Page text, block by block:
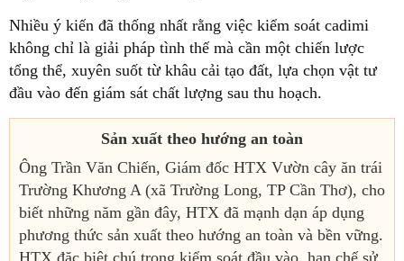
Nhiều ý kiến đã thống nhất rằng việc kiểm soát cadimi
không chỉ là giải pháp tình thế mà cần một chiến lược
tổng thể, xuyên suốt từ khâu cải tạo đất, lựa chọn vật tư
đầu vào đến giám sát chất lượng sau thu hoạch.
Sản xuất theo hướng an toàn
Ông Trần Văn Chiến, Giám đốc HTX Vườn cây ăn trái
Trường Khương A (xã Trường Long, TP Cần Thơ), cho
biết những năm gần đây, HTX đã mạnh dạn áp dụng
phương thức sản xuất theo hướng an toàn và bền vững.
HTX đặc biệt chú trọng kiểm soát đầu vào, hạn chế sử